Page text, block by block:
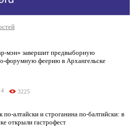
мэн» завершит предвыборную
форумную феерию в Архангельске
3225
по-алтайски и строганина по-балтийски: в
открыли гастрофест